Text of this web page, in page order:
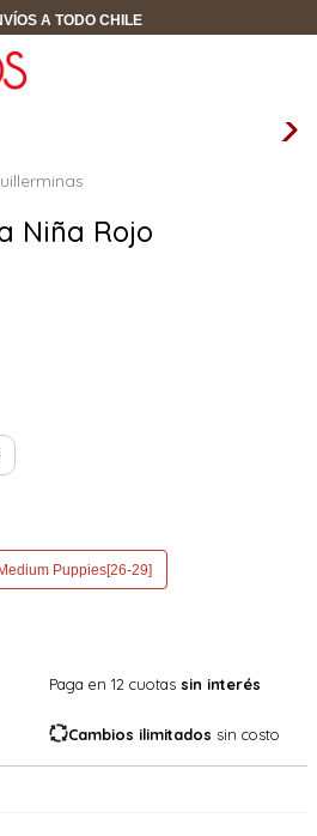
A TODO CHILE
Niña Rojo
Medium Puppies[26-29]
Paga en 12 cuotas sin interés
Cambios ilimitados sin costo